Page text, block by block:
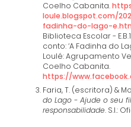
Coelho Cabanita.
loule.blogspot.com/
fadinha-do-lago-
Biblioteca Escolar -
conto: ‘A Fadinha do
Loulé: Agrupamento
Coelho Cabanita.
https://
Faria, T. (escritora) &
do Lago - Ajude o seu
responsabilidade. S.l.: